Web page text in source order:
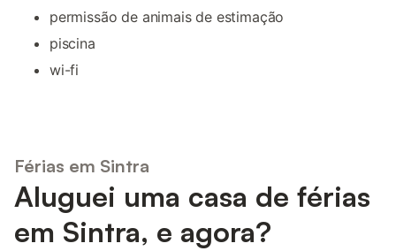
permissão de animais de estimação
piscina
wi-fi
Férias em Sintra
Aluguei uma casa de férias
em Sintra, e agora?